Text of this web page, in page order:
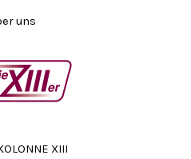
uns
XIII